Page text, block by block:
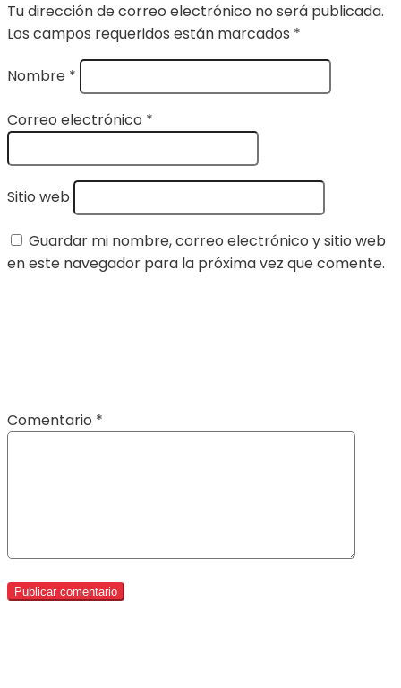
Tu dirección de correo electrónico no será publicada.
Los campos requeridos están marcados *
Nombre *
Correo electrónico *
Sitio web
Guardar mi nombre, correo electrónico y sitio web
en este navegador para la próxima vez que comente.
Comentario *